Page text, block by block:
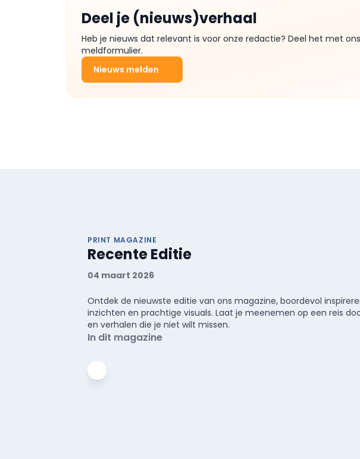
Deel je (nieuws)verhaal
Heb je nieuws dat relevant is voor onze redactie? Deel het met
meldformulier.
Nieuws melden
PRINT MAGAZINE
Recente Editie
04 maart 2026
Ontdek de nieuwste editie van ons magazine, boordevol
inzichten en prachtige visuals. Laat je meenemen op een reis
en verhalen die je niet wilt missen.
In dit magazine